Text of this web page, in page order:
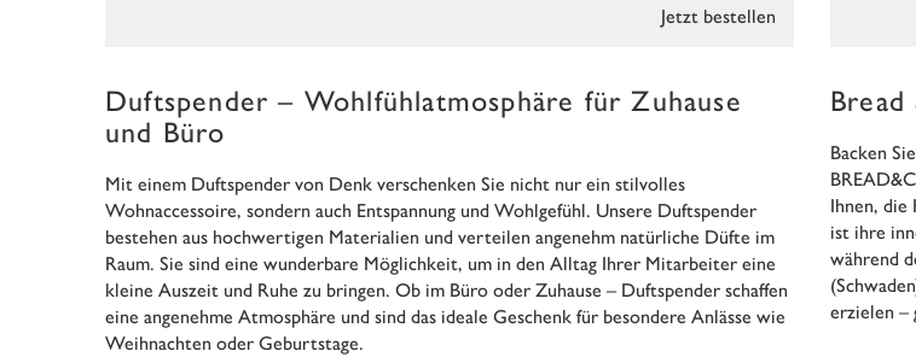
Jetzt bestellen
Duftspender – Wohlfühlatmosphäre für Zuhause
und Büro
Mit einem Duftspender von Denk verschenken Sie nicht nur ein stilvolles
Wohnaccessoire, sondern auch Entspannung und Wohlgefühl. Unsere Duftspender
bestehen aus hochwertigen Materialien und verteilen angenehm natürliche Düfte im
Raum. Sie sind eine wunderbare Möglichkeit, um in den Alltag Ihrer Mitarbeiter eine
kleine Auszeit und Ruhe zu bringen. Ob im Büro oder Zuhause – Duftspender schaffen
eine angenehme Atmosphäre und sind das ideale Geschenk für besondere Anlässe wie
Weihnachten oder Geburtstage.
Backen
Ihnen, die
ist ihre
während
erzielen –